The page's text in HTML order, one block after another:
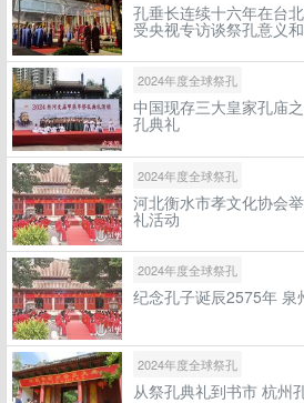
孔垂长连续十六年在台
受央视专访谈祭孔意义和
2024年度全球祭孔
中国现存三大皇家孔庙
孔典礼
2024年度全球祭孔
河北衡水市孝文化协会
礼活动
2024年度全球祭孔
纪念孔子诞辰2575年
2024年度全球祭孔
从祭孔典礼到书市 杭州